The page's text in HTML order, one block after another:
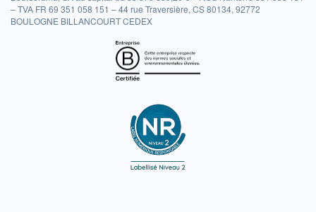
– TVA FR 69 351 058 151 – 44 rue Traversière, CS 80134, 92772
BOULOGNE BILLANCOURT CEDEX